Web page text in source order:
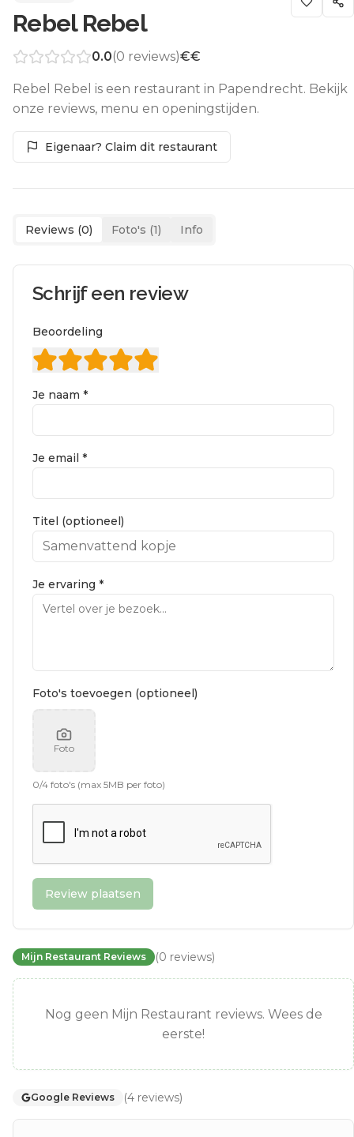
Rebel Rebel
0.0(0 reviews)€€
Rebel Rebel is een restaurant in Papendrecht. Bekijk
onze reviews, menu en openingstijden.
Eigenaar? Claim dit restaurant
Reviews (0) Foto's (1) Info
Schrijf een review
Beoordeling
Je naam *
Je email *
Titel (optioneel)
Je ervaring *
Foto's toevoegen (optioneel)
Foto
0/4 foto's (max 5MB per foto)
Review plaatsen
Mijn Restaurant Reviews (0 reviews)
Nog geen Mijn Restaurant reviews. Wees de
eerste!
Google Reviews (4 reviews)